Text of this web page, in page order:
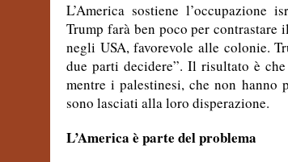
L’America sostiene l’occupazione
Trump farà ben poco per
negli USA, favorevole alle colonie.
due parti decidere”. Il risultato è
mentre i palestinesi, che non hanno
sono lasciati alla loro disperazione.
L’America è parte del problema